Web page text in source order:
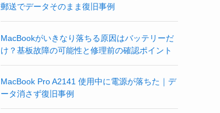
郵送でデータそのまま復旧事例
MacBookがいきなり落ちる原因はバッテリーだ
け？基板故障の可能性と修理前の確認ポイント
MacBook Pro A2141 使用中に電源が落ちた｜デ
ータ消さず復旧事例